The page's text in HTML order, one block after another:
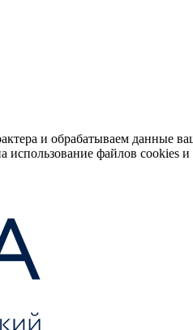
и обрабатываем данные
файлов cookies